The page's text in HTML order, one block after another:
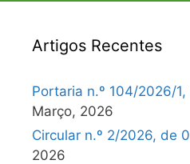
Artigos Recentes
Portaria n.º 104/2026/
Março, 2026
Circular n.º 2/2026, de
2026